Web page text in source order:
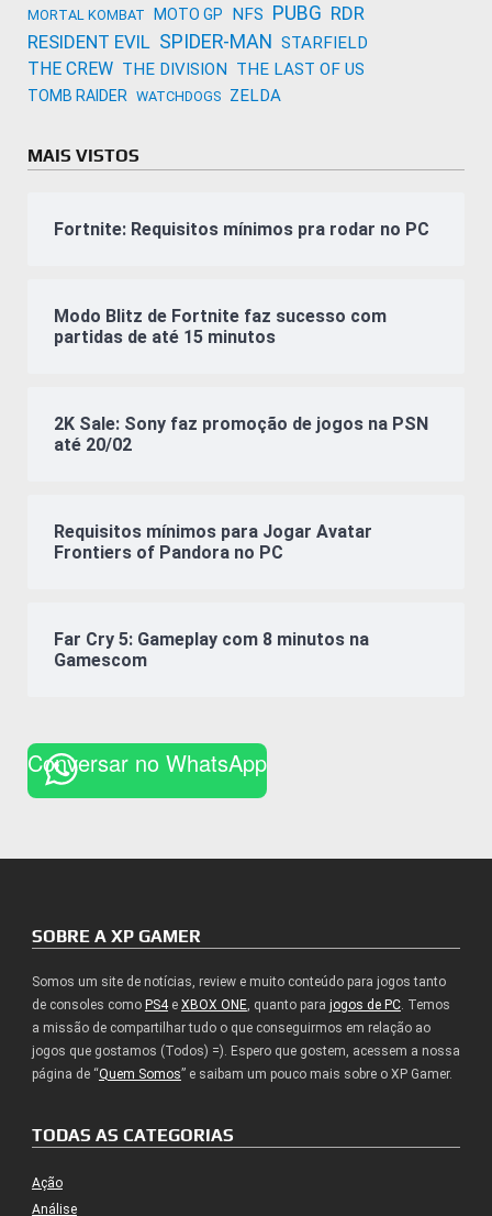
MORTAL KOMBAT MOTO GP NFS PUBG RDR
RESIDENT EVIL SPIDER-MAN STARFIELD
THE CREW THE DIVISION THE LAST OF US
TOMB RAIDER WATCHDOGS ZELDA
MAIS VISTOS
Fortnite: Requisitos mínimos pra rodar no PC
Modo Blitz de Fortnite faz sucesso com
partidas de até 15 minutos
2K Sale: Sony faz promoção de jogos na PSN
até 20/02
Requisitos mínimos para Jogar Avatar
Frontiers of Pandora no PC
Far Cry 5: Gameplay com 8 minutos na
Gamescom
Conversar no WhatsApp
SOBRE A XP GAMER
Somos um site de notícias, review e muito conteúdo para jogos tanto
de consoles como PS4e XBOX ONE, quanto para jogos de PC. Temos
a missão de compartilhar tudo o que conseguirmos em relação ao
jogos que gostamos (Todos) =). Espero que gostem, acessem a nossa
página de “Quem Somos” e saibam um pouco mais sobre o XP Gamer.
TODAS AS CATEGORIAS
Ação
Análise